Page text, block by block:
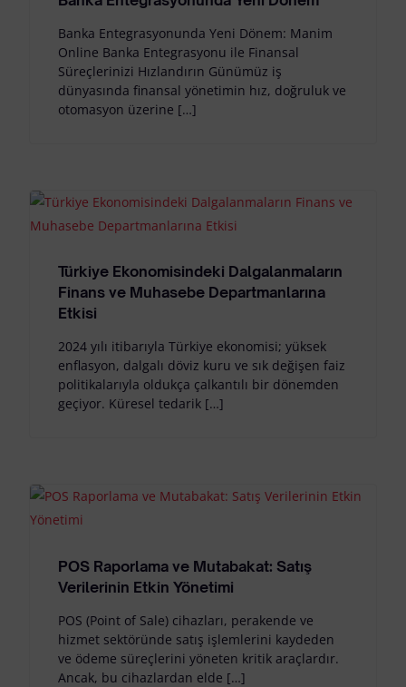
Banka Entegrasyonunda Yeni Dönem: Manim
Online Banka Entegrasyonu ile Finansal
Süreçlerinizi Hızlandırın Günümüz iş
dünyasında finansal yönetimin hız, doğruluk ve
otomasyon üzerine […]
Türkiye Ekonomisindeki Dalgalanmaların
Finans ve Muhasebe Departmanlarına
Etkisi
2024 yılı itibarıyla Türkiye ekonomisi; yüksek
enflasyon, dalgalı döviz kuru ve sık değişen faiz
politikalarıyla oldukça çalkantılı bir dönemden
geçiyor. Küresel tedarik […]
POS Raporlama ve Mutabakat: Satış
Verilerinin Etkin Yönetimi
POS (Point of Sale) cihazları, perakende ve
hizmet sektöründe satış işlemlerini kaydeden
ve ödeme süreçlerini yöneten kritik araçlardır.
Ancak, bu cihazlardan elde […]